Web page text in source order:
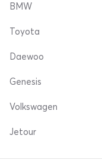
BMW
Toyota
Daewoo
Genesis
Volkswagen
Jetour